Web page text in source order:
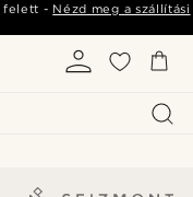
felett - Nézd meg a szállítási